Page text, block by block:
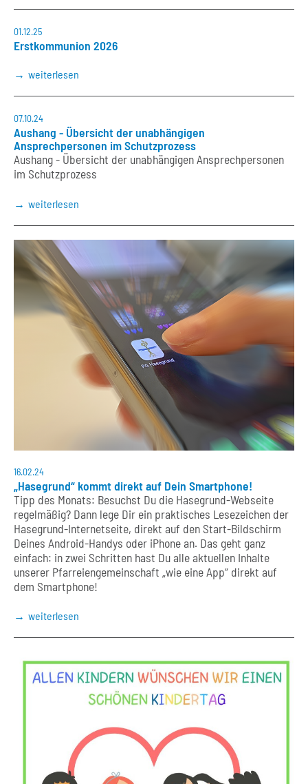
01.12.25
Erstkommunion 2026
weiterlesen
07.10.24
Aushang - Übersicht der unabhängigen
Ansprechpersonen im Schutzprozess
Aushang - Übersicht der unabhängigen Ansprechpersonen
im Schutzprozess
weiterlesen
16.02.24
„Hasegrund“ kommt direkt auf Dein Smartphone!
Tipp des Monats: Besuchst Du die Hasegrund-Webseite
regelmäßig? Dann lege Dir ein praktisches Lesezeichen der
Hasegrund-Internetseite, direkt auf den Start-Bildschirm
Deines Android-Handys oder iPhone an. Das geht ganz
einfach: in zwei Schritten hast Du alle aktuellen Inhalte
unserer Pfarreiengemeinschaft „wie eine App“ direkt auf
dem Smartphone!
weiterlesen